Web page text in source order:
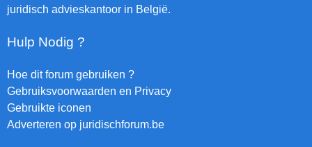
juridisch advieskantoor in België.
Hulp Nodig ?
Hoe dit forum gebruiken ?
Gebruiksvoorwaarden en Privacy
Gebruikte iconen
Adverteren op juridischforum.be